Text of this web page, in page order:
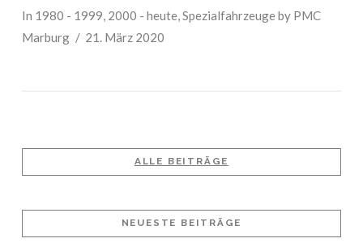
In 1980 - 1999, 2000 - heute,Spezialfahrzeugeby PMC
Marburg
21. März 2020
ALLE BEITRÄGE
NEUESTE BEITRÄGE